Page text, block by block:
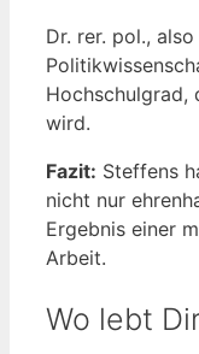
Dr. rer. pol.,
Hochschulgrad,
wird.
Fazit: Steffens
nicht nur
Ergebnis einer
Arbeit.
Wo lebt